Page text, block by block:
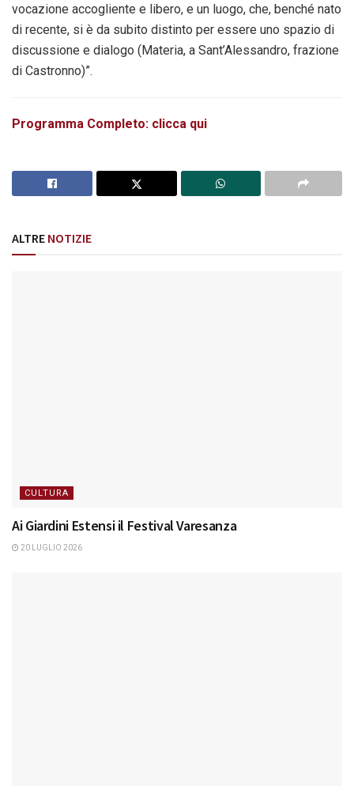
vocazione accogliente e libero, e un luogo, che, benché nato
di recente, si è da subito distinto per essere uno spazio di
discussione e dialogo (Materia, a Sant’Alessandro, frazione
di Castronno)”.
Programma Completo: clicca qui
ALTRE NOTIZIE
CULTURA
Ai Giardini Estensi il Festival Varesanza
20 LUGLIO 2026